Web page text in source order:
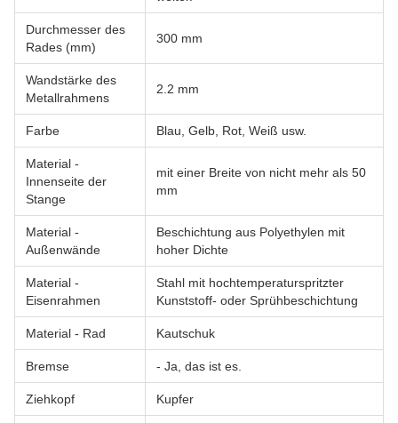
Durchmesser des
Rades (mm)
300 mm
Wandstärke des
Metallrahmens
2.2 mm
Farbe Blau, Gelb, Rot, Weiß usw.
Material -
Innenseite der
Stange
mit einer Breite von nicht mehr als 50
mm
Material -
Außenwände
Beschichtung aus Polyethylen mit
hoher Dichte
Material -
Eisenrahmen
Stahl mit hochtemperaturspritzter
Kunststoff- oder Sprühbeschichtung
Material - Rad Kautschuk
Bremse - Ja, das ist es.
Ziehkopf Kupfer